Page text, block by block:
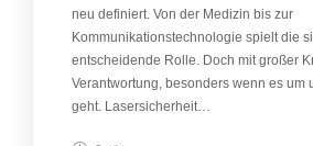
neu definiert. Von der Medizin bis zur
Kommunikationstechnologie spielt die
entscheidende Rolle. Doch mit großer
Verantwortung, besonders wenn es um
geht. Lasersicherheit…